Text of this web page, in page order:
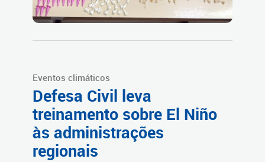
Eventos climáticos
Defesa Civil leva
treinamento sobre El Niño
às administrações
regionais